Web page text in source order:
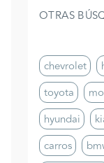
OTRAS
chevrolet
toyota
hyundai
carros